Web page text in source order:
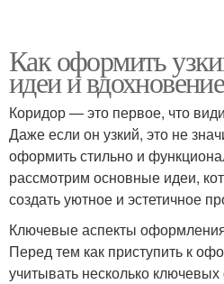
Как оформить
идеи и вдохновение
Коридор — это первое, что
Даже если он узкий, это не
оформить стильно и
рассмотрим основные идеи,
создать уютное и эстетичное
Ключевые аспекты
Перед тем как приступить к
учитывать несколько